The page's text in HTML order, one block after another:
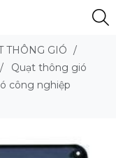
THÔNG GIÓ /
/
Quạt thông gió
công nghiệp